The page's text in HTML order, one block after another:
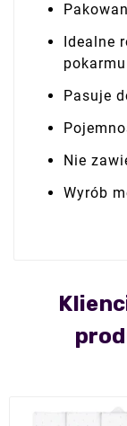
Idealne
Pasuje
Nie
Wyrób